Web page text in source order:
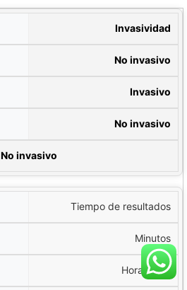
Invasividad
No invasivo
Invasivo
No invasivo
No invasivo
Tiempo de resultados
Minutos
Horas/días